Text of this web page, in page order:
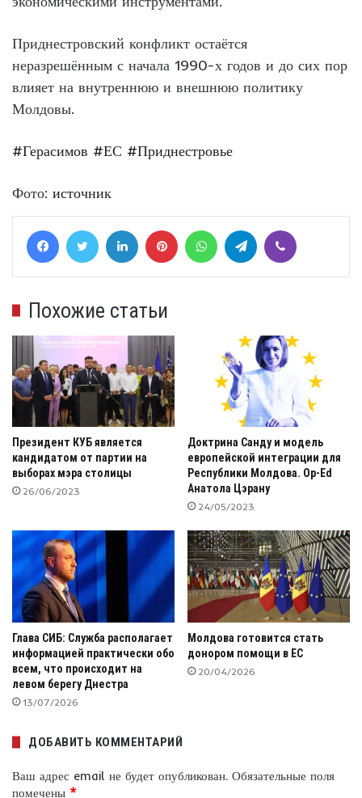
Приднестровский конфликт остаётся
неразрешённым с начала 1990-х годов и до сих пор
влияет на внутреннюю и внешнюю политику
Молдовы.
#Герасимов #ЕС #Приднестровье
Фото: источник
FacebookTwitter LinkedIn Pinterest WhatsAppTelegram
Похожие статьи
Президент КУБ является
кандидатом от партии на
выборах мэра столицы
26/06/2023
Доктрина Санду и модель
европейской интеграции для
Республики Молдова. Op-Ed
Анатола Цэрану
24/05/2023
Глава СИБ: Служба располагает
информацией практически обо
всем, что происходит на
левом берегу Днестра
13/07/2026
Молдова готовится стать
донором помощи в ЕС
20/04/2026
ДОБАВИТЬ КОММЕНТАРИЙ
Ваш адрес email не будет опубликован. Обязательные поля
помечены *